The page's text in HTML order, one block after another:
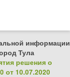
информации
Тула
решения о
от 10.07.2020